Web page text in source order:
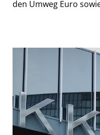
den Umweg Euro